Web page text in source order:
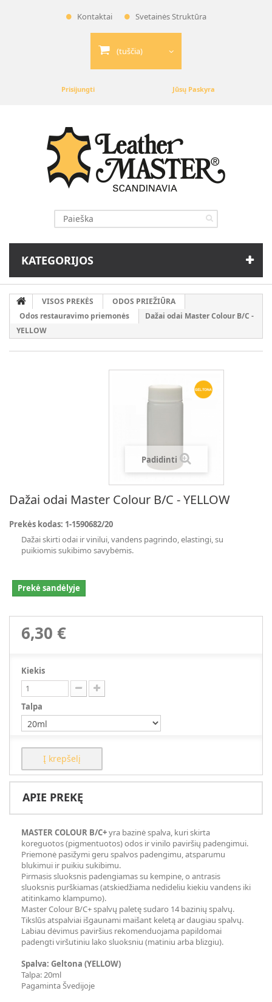
Kontaktai Svetainės Struktūra
(tuščia)
Prisijungti Jūsų Paskyra
KATEGORIJOS
VISOS PREKĖS
ODOS PRIEŽIŪRA
Odos restauravimo priemonės
Dažai odai Master Colour B/C -
YELLOW
Padidinti
Dažai odai Master Colour B/C - YELLOW
Prekės kodas: 1-1590682/20
Dažai skirti odai ir vinilui, vandens pagrindo, elastingi, su
puikiomis sukibimo savybėmis.
Prekė sandėlyje
6,30 €
Kiekis
Talpa
Į krepšelį
APIE PREKĘ
MASTER COLOUR B/C+yra bazinė spalva, kuri skirta
koreguotos (pigmentuotos) odos ir vinilo paviršių padengimui.
Priemonė pasižymi geru spalvos padengimu, atsparumu
blukimui ir puikiu sukibimu.
Pirmasis sluoksnis padengiamas su kempine, o antrasis
sluoksnis purškiamas (atskiedžiama nedideliu kiekiu vandens iki
atitinkamo klampumo).
Master Colour B/C+ spalvų paletę sudaro 14 bazinių spalvų.
Tikslūs atspalviai išgaunami maišant keletą ar daugiau spalvų.
Labiau dėvimus paviršius rekomenduojama papildomai
padengti viršutiniu lako sluoksniu (matiniu arba blizgiu).
Spalva: Geltona (YELLOW)
Talpa: 20ml
Pagaminta Švedijoje